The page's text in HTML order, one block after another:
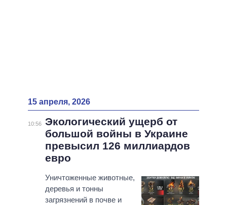
15 апреля, 2026
10:56 Экологический ущерб от
большой войны в Украине
превысил 126 миллиардов
евро
Уничтоженные животные,
деревья и тонны
загрязнений в почве и